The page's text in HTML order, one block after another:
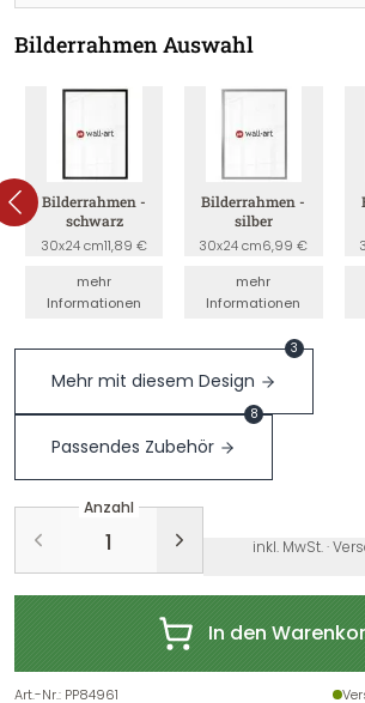
Bilderrahmen Auswahl
Bilderrahmen -
schwarz
30x24 cm11,89 €
mehr
Informationen
Bilderrahmen -
silber
30x24 cm6,99 €
mehr
Informationen
Mehr mit diesem Design
3
Passendes Zubehör
8
Anzahl
inkl. MwSt. ·
In den
Art.-Nr.: PP84961